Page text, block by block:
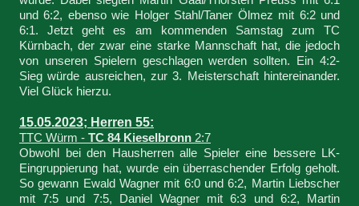
und 6:2, ebenso wie Holger Stahl/Taner Ölmez mit 6:2 und
6:1. Jetzt geht es am kommenden Samstag zum TC
Kürnbach, der zwar eine starke Mannschaft hat, die jedoch
von unseren Spielern geschlagen werden sollten. Ein 4:2-
Sieg würde ausreichen, zur 3. Meisterschaft hintereinander.
Viel Glück hierzu.
15.05.2023; Herren 55:
TTC Würm - TC 84 Kieselbronn 2:7
Obwohl bei den Hausherren alle Spieler eine bessere LK-
Eingruppierung hat, wurde ein überraschender Erfolg geholt.
So gewann Ewald Wagner mit 6:0 und 6:2, Martin Liebscher
mit 7:5 und 7:5, Daniel Wagner mit 6:3 und 6:2, Martin